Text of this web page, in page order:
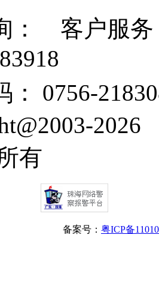
：
客户服务
： 0756-
有
备案号： 粤ICP备